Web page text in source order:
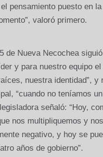
pensamiento puesto en
valoró primero.
de Nueva Necochea
y para nuestro equipo
nuestra identidad”, y
“cuando no teníamos
señaló: “Hoy,
nos multipliquemos y
negativo, y hoy se
años de gobierno”.